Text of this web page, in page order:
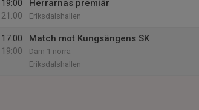
19:00
21:00
Herrarnas premiär
Eriksdalshallen
17:00
19:00
Match mot Kungsängens SK
Dam 1 norra
Eriksdalshallen